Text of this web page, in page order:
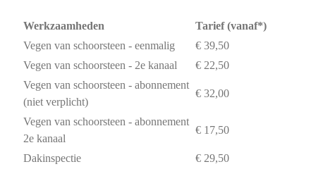
Werkzaamheden
Tarief (vanaf*)
Vegen van schoorsteen - eenmalig
€ 39,50
Vegen van schoorsteen - 2e kanaal
€ 22,50
Vegen van schoorsteen - abonnement
(niet verplicht)
€ 32,00
Vegen van schoorsteen - abonnement
2e kanaal
€ 17,50
Dakinspectie
€ 29,50